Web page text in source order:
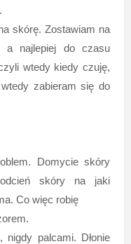
skórę. Zostawiam na
najlepiej do czasu
wtedy kiedy czuję,
zabieram się do
Domycie skóry
odcień skóry na jaki
Co więc robię
palcami. Dłonie